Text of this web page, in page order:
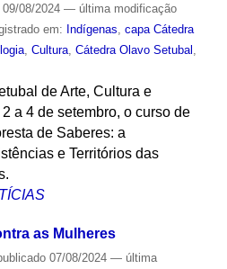
08/2024 — última modificação
em: Indígenas capa Cátedra
, Cultura, Cátedra Olavo Setubal
de Arte, Cultura e
a 4 de setembro, o curso de
de Saberes: a
e Territórios das
as Mulheres
07/08/2024 — última